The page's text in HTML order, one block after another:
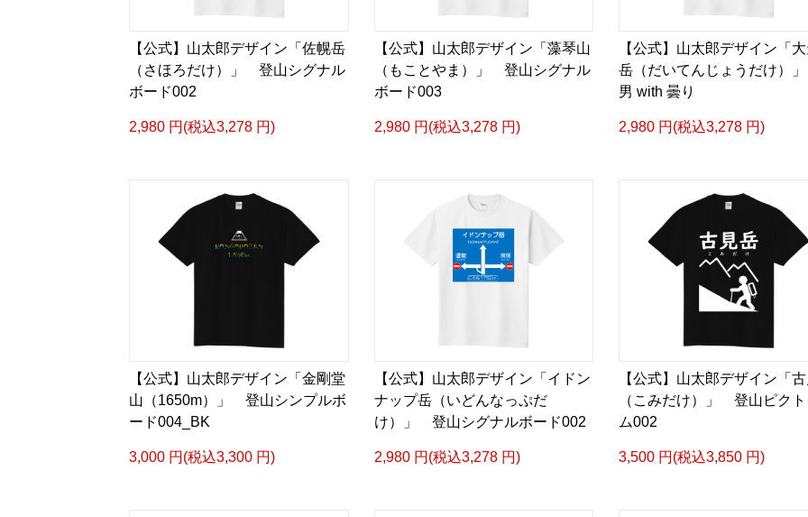
【公式】山太郎デザイン「佐幌岳
（さほろだけ）」 登山シグナル
ボード002
2,980 円(税込3,278 円)
【公式】山太郎デザイン「藻琴山
（もことやま）」 登山シグナル
ボード003
2,980 円(税込3,278 円)
【公式】山太郎デザイン「
岳（だいてんじょうだけ）
男 with 曇り
2,980 円(税込3,278 円)
【公式】山太郎デザイン「金剛堂
山（1650m）」 登山シンプルボ
ード004_BK
3,000 円(税込3,300 円)
【公式】山太郎デザイン「イドン
ナップ岳（いどんなっぷだ
け）」 登山シグナルボード002
2,980 円(税込3,278 円)
【公式】山太郎デザイン「
（こみだけ）」 登山ピクト
ム002
3,500 円(税込3,850 円)